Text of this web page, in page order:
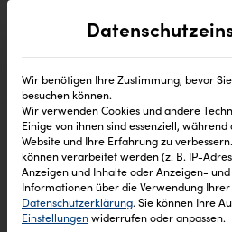
Wir benötigen Ihre Zustimmung, bevor
besuchen können.
Wir verwenden Cookies und andere
Einige von ihnen sind essenziell,
Website und Ihre Erfahrung zu verbessern.
können verarbeitet werden (z. B. IP-
Anzeigen und Inhalte oder Anzeigen- und
Informationen über die Verwendung
Datenschutzerklärung. Sie können Ihre
Einstellungenwiderrufen oder anpassen.